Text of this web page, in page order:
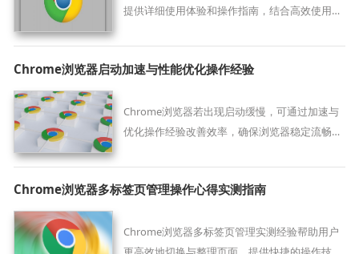
提供详细使用体验和操作指南，结合高效使用技
Chrome浏览器启动加速与性能优化操作经验
Chrome浏览器若出现启动缓慢，可通过加速与
优化操作经验改善效率，确保浏览器稳定流畅运
Chrome浏览器多标签页管理操作心得实测指南
Chrome浏览器多标签页管理实测经验帮助用户